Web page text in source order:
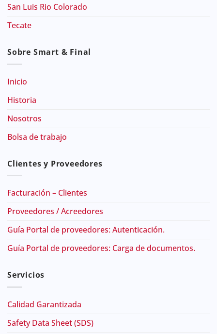
San Luis Rio Colorado
Tecate
Sobre Smart & Final
Inicio
Historia
Nosotros
Bolsa de trabajo
Clientes y Proveedores
Facturación – Clientes
Proveedores / Acreedores
Guía Portal de proveedores: Autenticación.
Guía Portal de proveedores: Carga de documentos.
Servicios
Calidad Garantizada
Safety Data Sheet (SDS)